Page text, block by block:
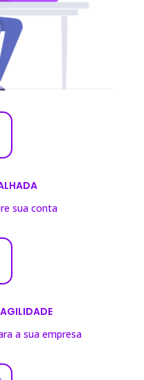
sua conta
a sua empresa